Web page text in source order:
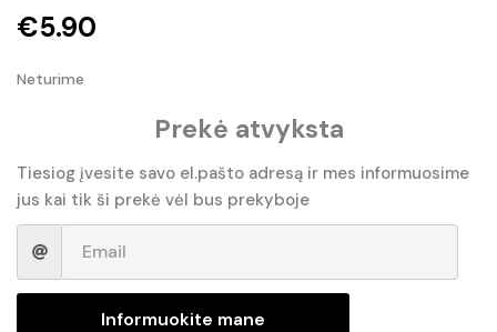
€5.90
Neturime
Prekė atvyksta
Tiesiog įvesite savo el.pašto adresą ir mes informuosime
jus kai tik ši prekė vėl bus prekyboje
Informuokite mane